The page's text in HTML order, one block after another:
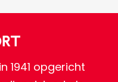
1941 opgericht